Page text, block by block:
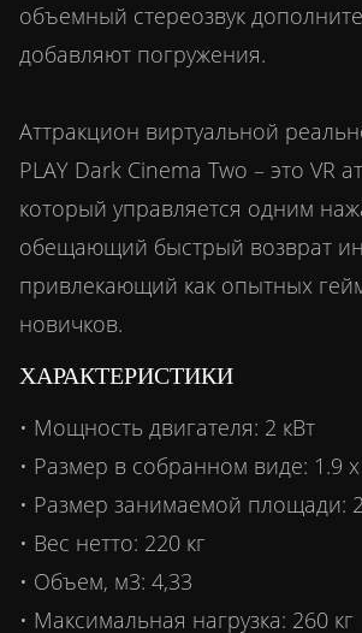
объемный стереозвук
добавляют погружения.
Аттракцион виртуальной
PLAY Dark Cinema Two – это VR
который управляется одним
обещающий быстрый возврат
привлекающий как опытных
новичков.
ХАРАКТЕРИСТИКИ
• Мощность двигателя: 2 кВт
• Размер в собранном виде: 1.9
• Размер занимаемой площади:
• Вес нетто: 220 кг
• Объем, м3: 4,33
• Максимальная нагрузка: 260 кг